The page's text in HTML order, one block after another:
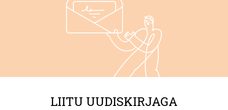
LIITU UUDISKIRJAGA